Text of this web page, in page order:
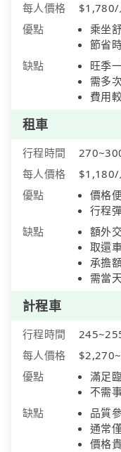
每人價格
$1,780/
優點
乘坐
節省
缺點
旺季
需多
費用
租車
行程時間
每人價格
$1,180/
優點
價格
行程
缺點
額外
取還
承擔
需當
計程車
行程時間
每人價格
優點
滿足
不需
缺點
品質
通常
價格